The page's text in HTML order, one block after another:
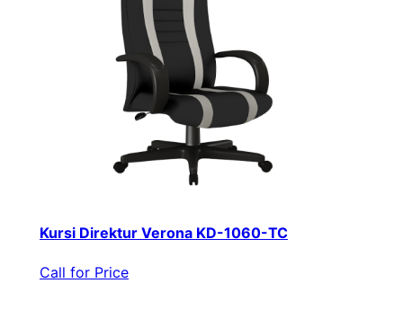
Kursi Direktur Verona KD-1060-TC
Call for Price